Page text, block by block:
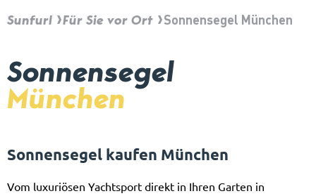
Sunfurl Für Sie vor Ort Sonnensegel München
Sonnensegel
München
Sonnensegel kaufen München
Vom luxuriösen Yachtsport direkt in Ihren Garten in